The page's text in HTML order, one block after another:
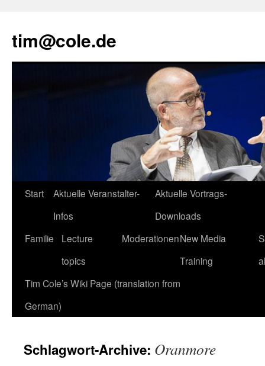
tim@cole.de
Start
Aktuelle Veranstalter-
Infos
Aktuelle Vortrags-
Downloads
Familie
Lecture
topics
ModerationenNew Media
Training
Tim Cole’s Wiki Page (translation from
German)
Schlagwort-Archive: Oranmore